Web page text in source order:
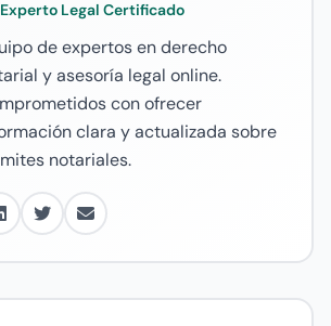
Experto Legal Certificado
de expertos en derecho
y asesoría legal online.
con ofrecer
clara y actualizada sobre
notariales.